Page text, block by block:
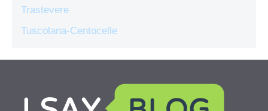
Trastevere
Tuscolana-Centocelle